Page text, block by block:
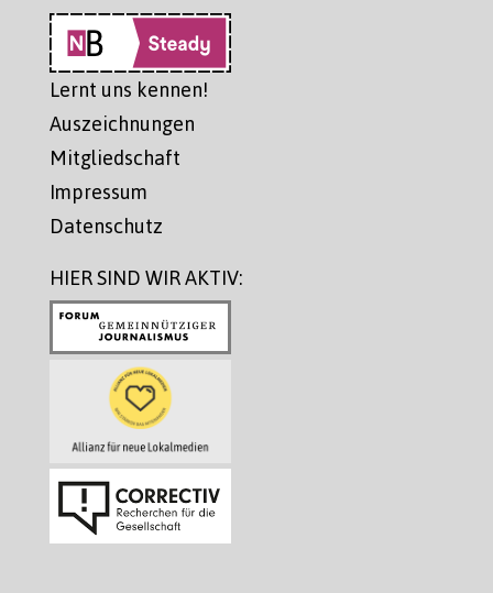
Lernt uns kennen!
Auszeichnungen
Mitgliedschaft
Impressum
Datenschutz
HIER SIND WIR AKTIV: